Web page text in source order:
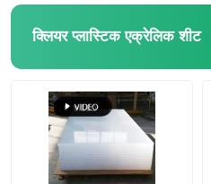
क्लियर प्लास्टिक एक्रेलिक शीट